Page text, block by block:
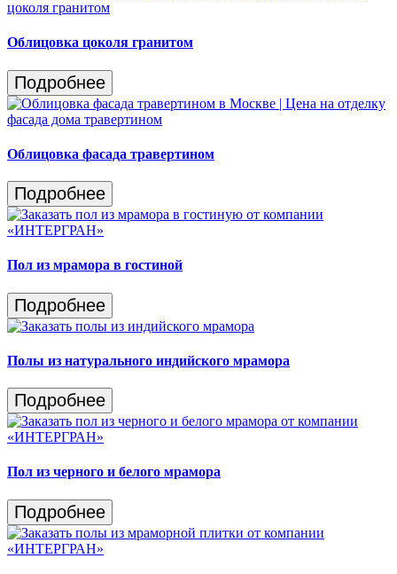
Облицовка цоколя гранитом
Подробнее
Облицовка фасада травертином
Подробнее
Пол из мрамора в гостиной
Подробнее
Полы из натурального индийского мрамора
Подробнее
Пол из черного и белого мрамора
Подробнее